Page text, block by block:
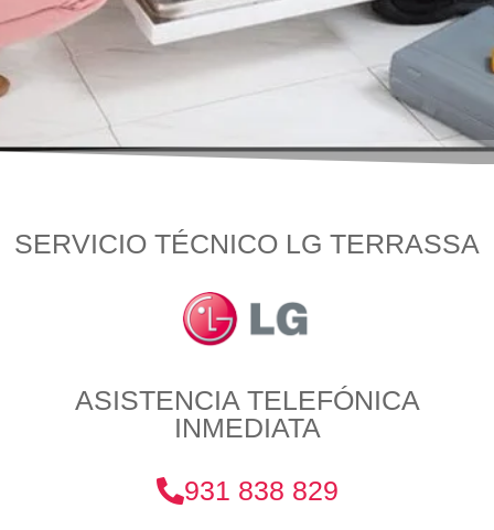
SERVICIO TÉCNICO LG TERRASSA
ASISTENCIA TELEFÓNICA
INMEDIATA
931 838 829